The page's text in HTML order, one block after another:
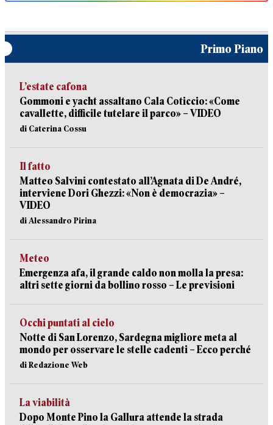
Primo Piano
L’estate cafona
Gommoni e yacht assaltano Cala Coticcio: «Come
cavallette, difficile tutelare il parco» – VIDEO
di Caterina Cossu
Il fatto
Matteo Salvini contestato all’Agnata di De André,
interviene Dori Ghezzi: «Non è democrazia» –
VIDEO
di Alessandro Pirina
Meteo
Emergenza afa, il grande caldo non molla la presa:
altri sette giorni da bollino rosso – Le previsioni
Occhi puntati al cielo
Notte di San Lorenzo, Sardegna migliore meta al
mondo per osservare le stelle cadenti – Ecco perché
di Redazione Web
La viabilità
Dopo Monte Pino la Gallura attende la strada